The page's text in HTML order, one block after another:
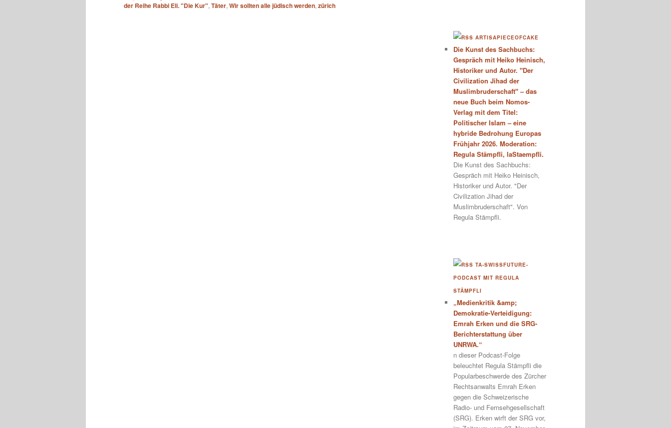
der Reihe Rabbi Eli. "Die Kur", Täter, Wir sollten alle jüdisch werden, zürich
ARTISAPIECEOFCAKE
Die Kunst des Sachbuchs:
Gespräch mit Heiko Heinisch,
Historiker und Autor. "Der
Civilization Jihad der
Muslimbruderschaft" – das
neue Buch beim Nomos-
Verlag mit dem Titel:
Politischer Islam – eine
hybride Bedrohung Europas
Frühjahr 2026. Moderation:
Regula Stämpfli, laStaempfli.
Die Kunst des Sachbuchs:
Gespräch mit Heiko Heinisch,
Historiker und Autor. "Der
Civilization Jihad der
Muslimbruderschaft". Von
Regula Stämpfli.
TA-SWISSFUTURE-
PODCAST MIT REGULA
STÄMPFLI
„Medienkritik &amp;
Demokratie-Verteidigung:
Emrah Erken und die SRG-
Berichterstattung über
UNRWA.“
n dieser Podcast-Folge
beleuchtet Regula Stämpfli die
Popularbeschwerde des Zürcher
Rechtsanwalts Emrah Erken
gegen die Schweizerische
Radio- und Fernsehgesellschaft
(SRG). Erken wirft der SRG vor,